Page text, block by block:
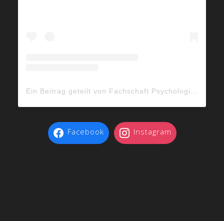
Ein Beitrag geteilt von Fachschaft Psychologie Heidelberg ψ (@psyheidelberg)
Facebook Instagram